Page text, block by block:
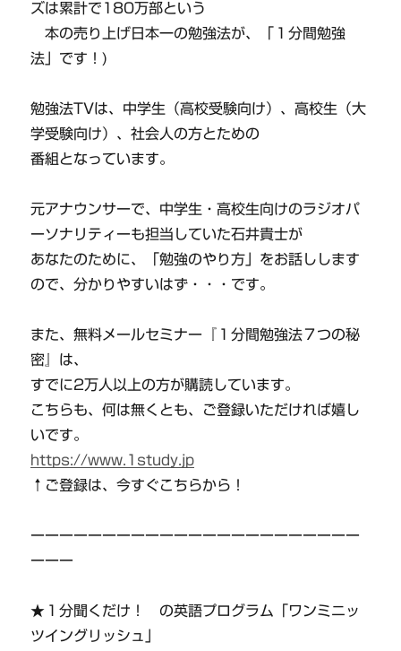
ズは累計で180万部という
本の売り上げ日本一の勉強法が、「１分間勉強
法」です！)
勉強法TVは、中学生（高校受験向け）、高校生（大
学受験向け）、社会人の方とための
番組となっています。
元アナウンサーで、中学生・高校生向けのラジオパ
ーソナリティーも担当していた石井貴士が
あなたのために、「勉強のやり方」をお話しします
ので、分かりやすいはず・・・です。
また、無料メールセミナー『１分間勉強法７つの秘
密』は、
すでに2万人以上の方が購読しています。
こちらも、何は無くとも、ご登録いただければ嬉し
いです。
https://www.1study.jp
↑ご登録は、今すぐこちらから！
ーーーーーーーーーーーーーーーーーーーーーーー
ーーー
★１分聞くだけ！ の英語プログラム「ワンミニッ
ツイングリッシュ」